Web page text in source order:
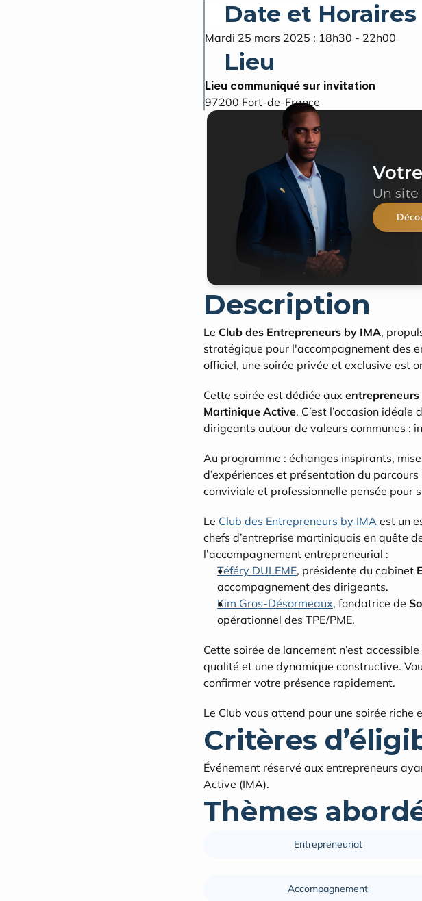
Date et Horaires
Mardi 25 mars 2025 : 18h30 - 22h00
Lieu
Lieu communiqué sur invitation
97200 Fort-de-France
Un site
Description
Le Club des Entrepreneurs by IMA,
stratégique pour l'accompagnement des
officiel, une soirée privée et exclusive est
Cette soirée est dédiée aux
Martinique Active. C’est l’occasion
dirigeants autour de valeurs communes :
Au programme : échanges inspirants,
d’expériences et présentation du
conviviale et professionnelle pensée pour
Le Club des Entrepreneurs by IMA est un
chefs d’entreprise martiniquais en quête
l’accompagnement entrepreneurial :
Téféry DULEME, présidente du cabinet
accompagnement des dirigeants.
Kim Gros-Désormeaux, fondatrice de
opérationnel des TPE/PME.
Cette soirée de lancement n’est
qualité et une dynamique constructive.
confirmer votre présence rapidement.
Le Club vous attend pour une soirée riche
Critères
Événement réservé aux entrepreneurs
Active (IMA).
Thèmes
Entrepreneuriat
Accompagnement